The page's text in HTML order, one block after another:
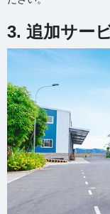
3. 追加サー